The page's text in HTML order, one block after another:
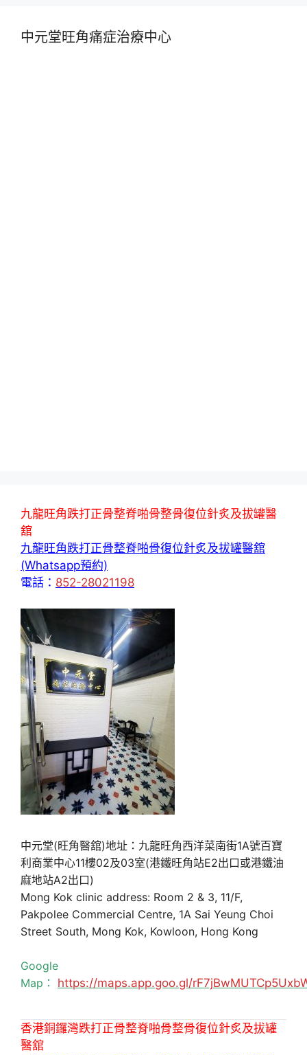
中元堂旺角痛症治療中心
九龍旺角跌打正骨整脊啪骨整骨復位針炙及拔罐醫
舘
九龍旺角跌打正骨整脊啪骨復位針炙及拔罐醫舘
(Whatsapp預約)
電話： 852-28021198
中元堂(旺角醫舘)地址：九龍旺角西洋菜南街1A號百寶
利商業中心11樓02及03室(港鐵旺角站E2出口或港鐵油
麻地站A2出口)
Mong Kok clinic address: Room 2 & 3, 11/F,
Pakpolee Commercial Centre, 1A Sai Yeung Choi
Street South, Mong Kok, Kowloon, Hong Kong
Google
Map： https://maps.app.goo.gl/
香港銅鑼灣跌打正骨整脊啪骨整骨復位針炙及拔罐
醫舘